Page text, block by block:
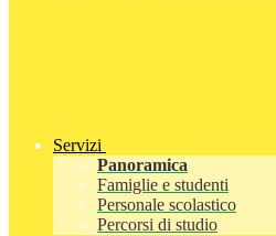
Servizi
Panoramica
Famiglie e studenti
Personale scolastico
Percorsi di studio